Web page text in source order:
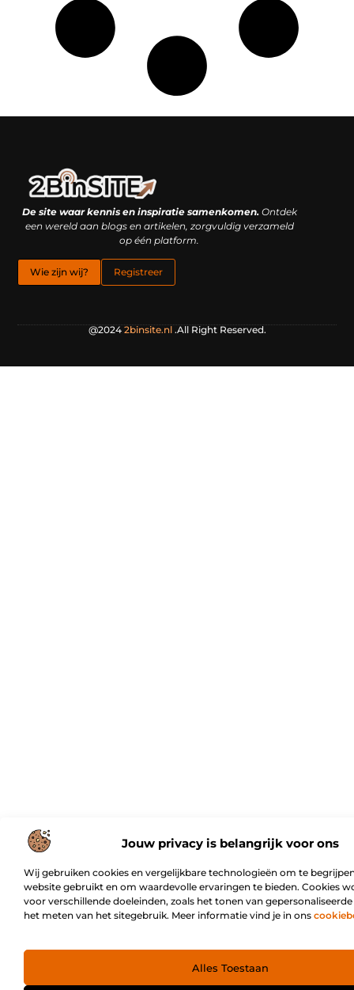
Jouw privacy is belangrijk voor ons
Wij gebruiken cookies en vergelijkbare technologieën om te
website gebruikt en om waardevolle ervaringen te bieden. Cookies
voor verschillende doeleinden, zoals het tonen van
het meten van het sitegebruik. Meer informatie vind je in ons
Alles Toestaan
De site waar kennis en inspiratie samenkomen.Ontdek
een wereld aan blogs en artikelen, zorgvuldig verzameld
op één platform.
Wie zijn wij? Registreer
@2024 2binsite.nl.All Right Reserved.